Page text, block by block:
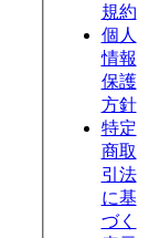
規約
個人
情報
保護
方針
特定
商取
引法
に基
づく